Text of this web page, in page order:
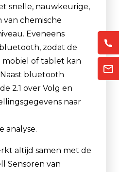
snelle, nauwkeurige,
chemische
Eveneens
zodat de
mobiel of tablet kan
bluetooth
2.1 over Volg en
naar
analyse.
altijd samen met de
Sensoren van